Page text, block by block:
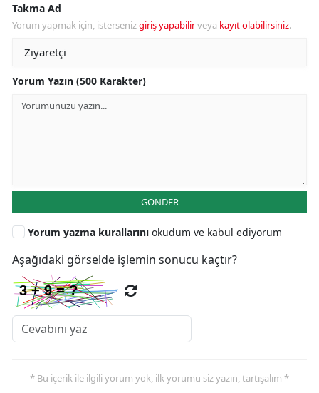
Takma Ad
Yorum yapmak için, istersenizgiriş yapabilirveya kayıt olabilirsiniz.
Yorum Yazın (500 Karakter)
GÖNDER
Yorum yazma kurallarını okudum ve kabul ediyorum
Aşağıdaki görselde işlemin sonucu kaçtır?
* Bu içerik ile ilgili yorum yok, ilk yorumu siz yazın, tartışalım *